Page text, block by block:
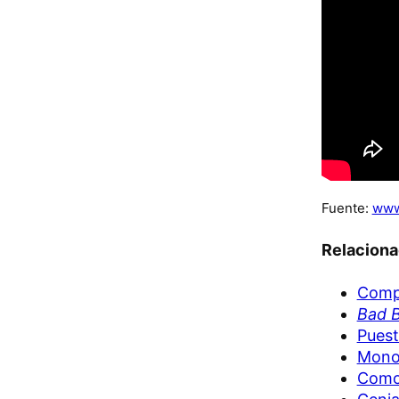
Fuente:
Bad